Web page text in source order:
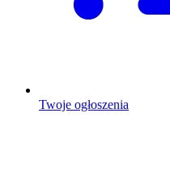
Twoje ogłoszenia